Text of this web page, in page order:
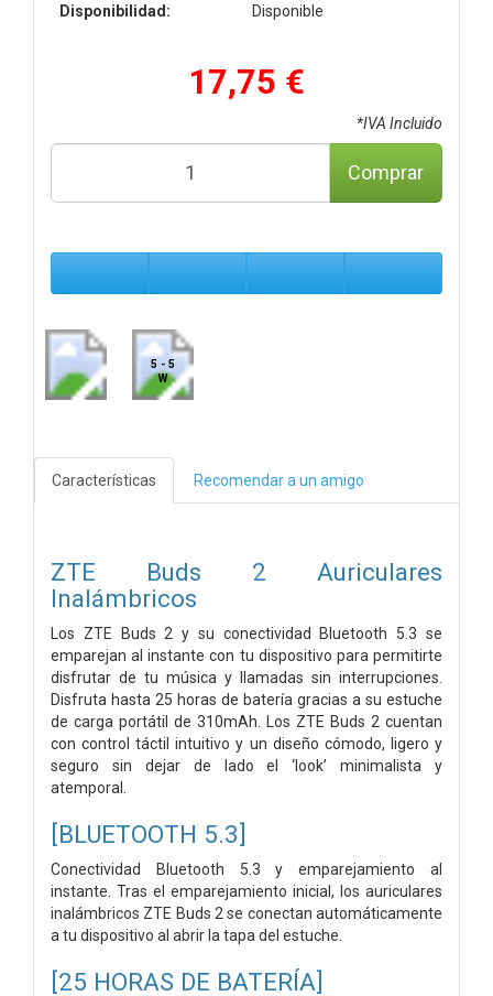
Disponibilidad: Disponible
17,75 €
*IVA Incluido
Comprar
5 - 5
W
Características Recomendar a un amigo
ZTE Buds 2 Auriculares
Inalámbricos
Los ZTE Buds 2 y su conectividad Bluetooth 5.3 se
emparejan al instante con tu dispositivo para permitirte
disfrutar de tu música y llamadas sin interrupciones.
Disfruta hasta 25 horas de batería gracias a su estuche
de carga portátil de 310mAh. Los ZTE Buds 2 cuentan
con control táctil intuitivo y un diseño cómodo, ligero y
seguro sin dejar de lado el ‘look’ minimalista y
atemporal.
[BLUETOOTH 5.3]
Conectividad Bluetooth 5.3 y emparejamiento al
instante. Tras el emparejamiento inicial, los auriculares
inalámbricos ZTE Buds 2 se conectan automáticamente
a tu dispositivo al abrir la tapa del estuche.
[25 HORAS DE BATERÍA]